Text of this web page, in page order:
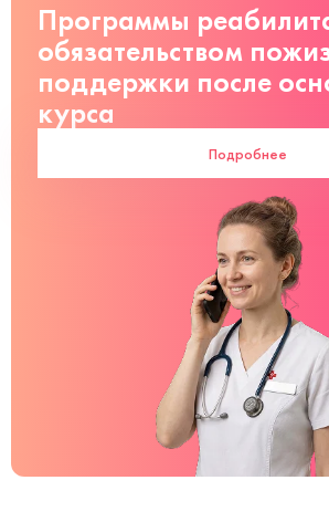
Программы
обязательством
поддержки после
курса
Подробнее